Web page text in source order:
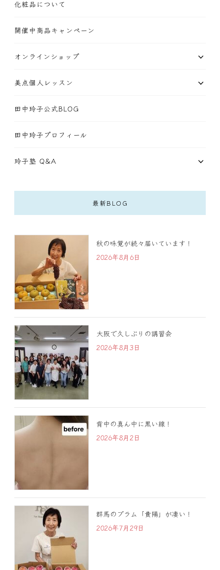
化粧品について
開催中商品キャンペーン
オンラインショップ
美点個人レッスン
田中玲子公式BLOG
田中玲子プロフィール
玲子塾 Q&A
最新BLOG
秋の味覚が続々届いています！
2026年8月6日
大阪で久しぶりの講習会
2026年8月3日
背中の真ん中に黒い線！
2026年8月2日
群馬のプラム「貴陽」が凄い！
2026年7月29日